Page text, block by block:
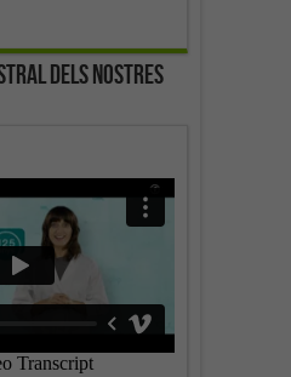
dels nostres